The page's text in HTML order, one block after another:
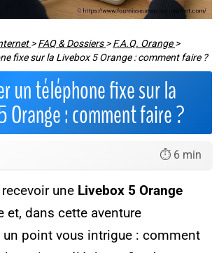
>FAQ & Dossiers >F.A.Q. Orange >
fixe sur la Livebox 5 Orange : comment faire ?
un téléphone fixe sur la
Orange : comment faire ?
⏱️ 6 min
une Livebox 5 Orange
et, dans cette aventure
point vous intrigue : comment